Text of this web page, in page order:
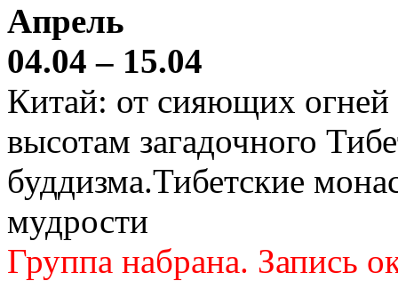
Апрель
04.04 – 15.04
Китай: от сияющих
высотам загадочного
буддизма.Тибетские
мудрости
Группа набрана. Запись